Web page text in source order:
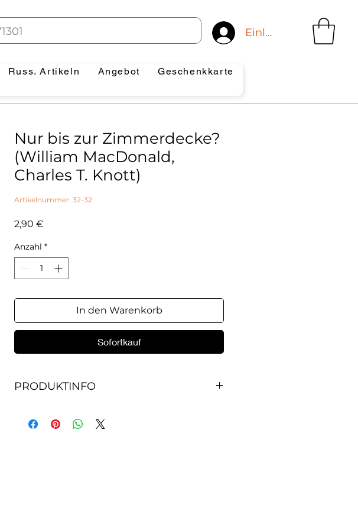
Einloggen
Russ. Artikeln Angebot
Geschenkkarte
Nur bis zur Zimmerdecke?
(William MacDonald,
Charles T. Knott)
Artikelnummer: 32-32
2,90 €
Anzahl *
In den Warenkorb
Sofortkauf
PRODUKTINFO
Buch zu einem notvollen Thema behandeln die